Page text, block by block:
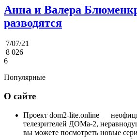
Анна и Валера
разводятся
7/07/21
8 026
6
Популярные
О сайте
Проект dom2-lite.online —
телезрителей ДОМа-2,
вы можете посмотреть новые